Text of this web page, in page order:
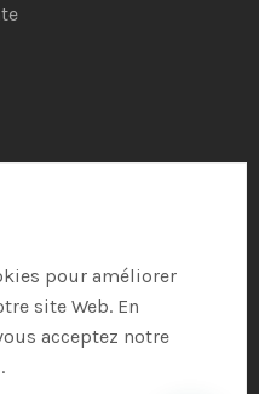
pour améliorer
site Web. En
acceptez notre